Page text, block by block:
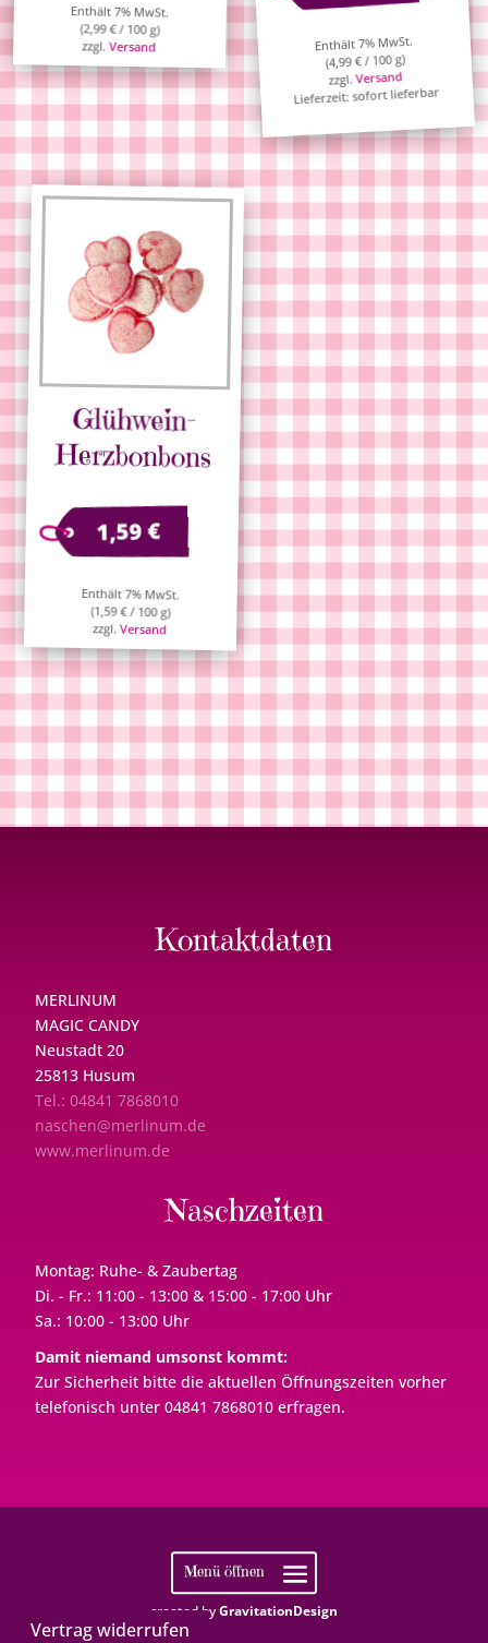
Enthält 7% MwSt.
(2,99€/ 100 g)
zzgl.Versand Enthält 7% MwSt.
(4,99€/ 100 g)
zzgl.Versand
Lieferzeit: sofort lieferbar
Glühwein-
Herzbonbons
1,59€
Enthält 7% MwSt.
(1,59€/ 100 g)
zzgl.Versand
Kontaktdaten
MERLINUM
MAGIC CANDY
Neustadt 20
25813 Husum
Tel.: 04841 7868010
naschen@merlinum.de
www.merlinum.de
Naschzeiten
Montag: Ruhe- & Zaubertag
Di. - Fr.: 11:00 - 13:00 & 15:00 - 17:00 Uhr
Sa.: 10:00 - 13:00 Uhr
Damit niemand umsonst kommt:
Zur Sicherheit bitte die aktuellen Öffnungszeiten vorher
telefonisch unter 04841 7868010 erfragen.
created byGravitationDesign
Vertrag widerrufen